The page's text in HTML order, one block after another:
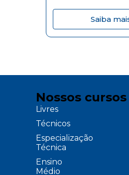
Saiba
Nossos cursos
Livres
Técnicos
Especialização
Técnica
Ensino
Médio